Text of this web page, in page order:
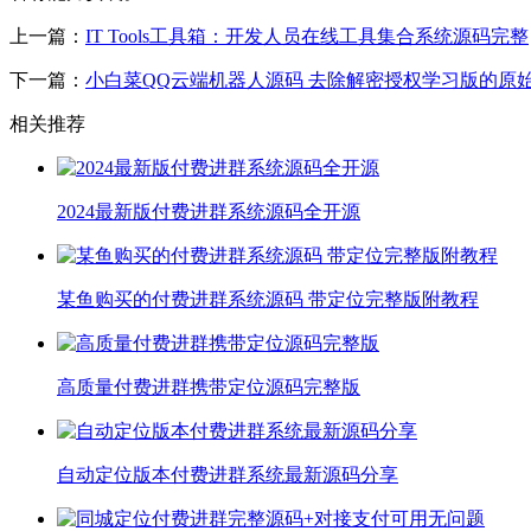
上一篇： IT Tools工具箱：开发人员在线工具集合系统源码完整
下一篇： 小白菜QQ云端机器人源码 去除解密授权学习版的原
相关推荐
2024最新版付费进群系统源码全开源
某鱼购买的付费进群系统源码 带定位完整版附教程
高质量付费进群携带定位源码完整版
自动定位版本付费进群系统最新源码分享